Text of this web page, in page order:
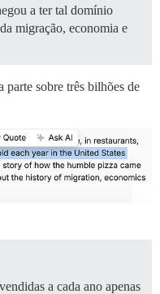
a ter tal domínio
migração, economia e
parte sobre três bilhões de
a cada ano apenas